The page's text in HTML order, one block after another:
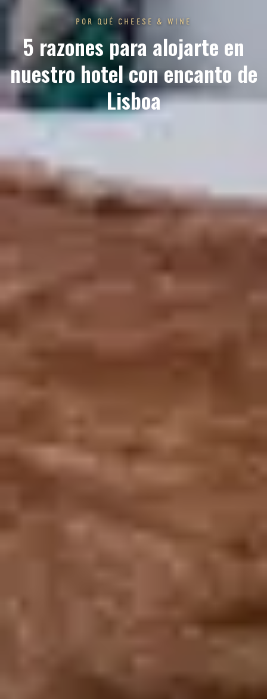
POR QUÉ CHEESE & WINE
5 razones para alojarte en
nuestro hotel con encanto de
Lisboa